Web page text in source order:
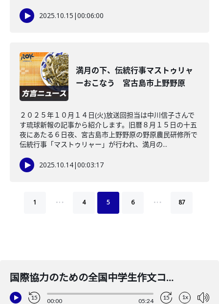
2025.10.15 |00:06:00
満月の下、伝統行事マストゥリャ
ーおこなう 宮古島市上野野原
２０２５年１０月１４日(火)放送回担当は中川信子さんで
す琉球新報の記事から紹介します。旧暦８月１５日の十五
夜にあたる６日夜、宮古島市上野野原の野原農民研修所で
伝統行事「マストゥリャー」が行われ、満月の...
2025.10.14|00:03:17
1 … 4 5 6 … 87
国際協力のための全国中学生作文コンテストで県内2人が特賞
15 00:00 05:24 15 1x